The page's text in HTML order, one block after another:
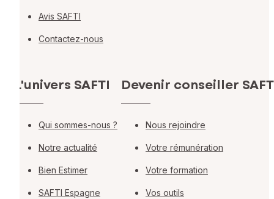
Avis SAFTI
Contactez-nous
L'univers SAFTI
Qui sommes-nous ?
Notre actualité
Bien Estimer
SAFTI Espagne
Devenir conseiller
Nous rejoindre
Votre rémunération
Votre formation
Vos outils